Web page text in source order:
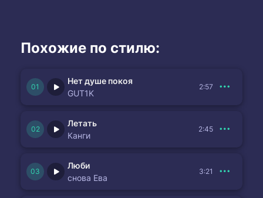
Похожие по стилю:
Нет душе покоя
GUT1K
2:57
Летать
Канги
2:45
Люби
снова Ева
3:21